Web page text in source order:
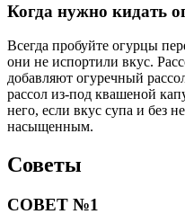
Когда нужно кидать
Всегда пробуйте огурцы
они не испортили вкус.
добавляют огуречный
рассол из-под квашеной
него, если вкус супа и без
насыщенным.
Советы
СОВЕТ №1